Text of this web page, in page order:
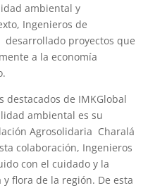
ambiental y
Ingenieros de
proyectos que
a la economía
destacados de IMKGlobal
ambiental es su
Agrosolidaria Charalá
colaboración, Ingenieros
con el cuidado y la
flora de la región. De esta